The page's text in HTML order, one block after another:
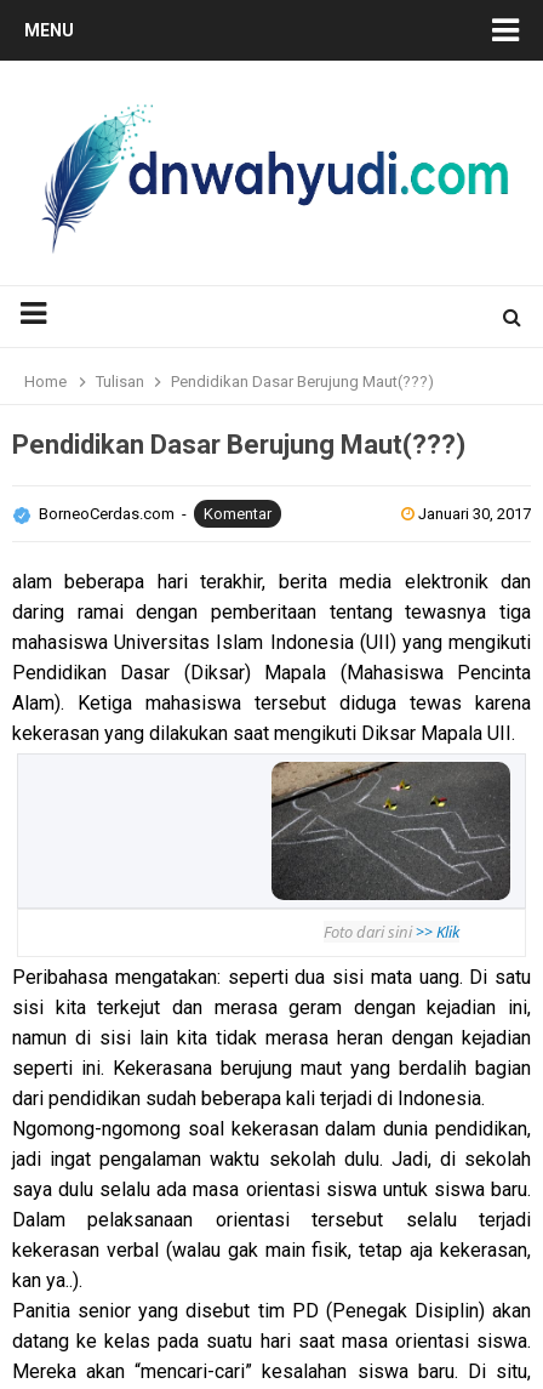
MENU
Home Tulisan Pendidikan Dasar Berujung Maut(???)
Pendidikan Dasar Berujung Maut(???)
BorneoCerdas.com Januari 30, 2017
Komentar
alam beberapa hari terakhir, berita media elektronik dan
daring ramai dengan pemberitaan tentang tewasnya tiga
mahasiswa Universitas Islam Indonesia (UII) yang mengikuti
Pendidikan Dasar (Diksar) Mapala (Mahasiswa Pencinta
Alam). Ketiga mahasiswa tersebut diduga tewas karena
kekerasan yang dilakukan saat mengikuti Diksar Mapala UII.
Foto dari sini>> Klik
Peribahasa mengatakan: seperti dua sisi mata uang. Di satu
sisi kita terkejut dan merasa geram dengan kejadian ini,
namun di sisi lain kita tidak merasa heran dengan kejadian
seperti ini. Kekerasana berujung maut yang berdalih bagian
dari pendidikan sudah beberapa kali terjadi di Indonesia.
Ngomong-ngomong soal kekerasan dalam dunia pendidikan,
jadi ingat pengalaman waktu sekolah dulu. Jadi, di sekolah
saya dulu selalu ada masa orientasi siswa untuk siswa baru.
Dalam pelaksanaan orientasi tersebut selalu terjadi
kekerasan verbal (walau gak main fisik, tetap aja kekerasan,
kan ya..).
Panitia senior yang disebut tim PD (Penegak Disiplin) akan
datang ke kelas pada suatu hari saat masa orientasi siswa.
Mereka akan “mencari-cari” kesalahan siswa baru. Di situ,